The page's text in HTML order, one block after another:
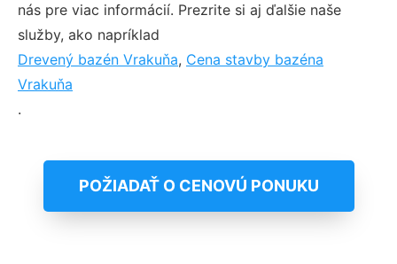
nás pre viac informácií. Prezrite si aj ďalšie naše
služby, ako napríklad
Drevený bazén Vrakuňa, Cena stavby bazéna
Vrakuňa
.
POŽIADAŤ O CENOVÚ PONUKU